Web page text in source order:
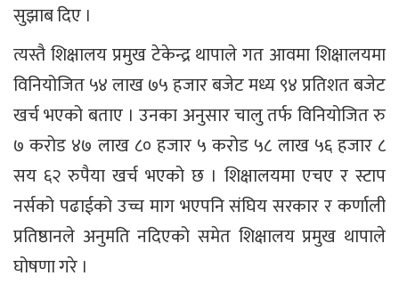
सुझाब दिए ।
त्यस्तै शिक्षालय प्रमुख टेकेन्द्र थापाले गत आवमा शिक्षालयमा
विनियोजित ५४ लाख ७५ हजार बजेट मध्य ९४ प्रतिशत बजेट
खर्च भएको बताए । उनका अनुसार चालु तर्फ विनियोजित रु
७ करोड ४७ लाख ८० हजार ५ करोड ५८ लाख ५६ हजार ८
सय ६२ रुपैया खर्च भएको छ । शिक्षालयमा एचए र स्टाप
नर्सको पढाईको उच्च माग भएपनि संघिय सरकार र कर्णाली
प्रतिष्ठानले अनुमति नदिएको समेत शिक्षालय प्रमुख थापाले
घोषणा गरे ।